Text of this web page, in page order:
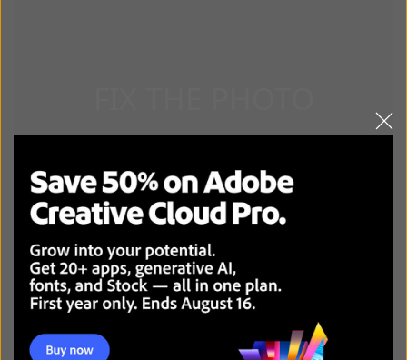
ADOBE BRIDGE BREZPLAČNO